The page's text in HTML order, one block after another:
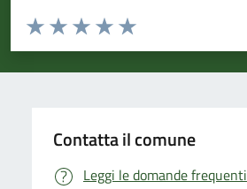
Valuta da 1 a 5 stelle la pagina
Valuta 5 stelle su 5
Valuta 4 stelle su 5
Valuta 3 stelle su 5
Valuta 2 stelle su 5
Valuta 1 stelle su 5
Contatta il comune
Leggi le domande frequenti